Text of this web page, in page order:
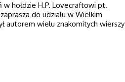
hołdzie H.P. Lovecraftowi pt.
do udziału w Wielkim
autorem wielu znakomitych wierszy